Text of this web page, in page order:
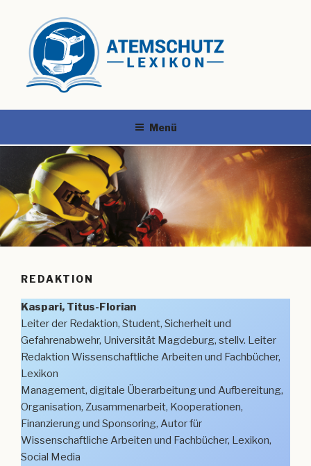
Menü
REDAKTION
Kaspari, Titus-Florian
Leiter der Redaktion, Student, Sicherheit und
Gefahrenabwehr, Universität Magdeburg, stellv. Leiter
Redaktion Wissenschaftliche Arbeiten und Fachbücher,
Lexikon
Management, digitale Überarbeitung und Aufbereitung,
Organisation, Zusammenarbeit, Kooperationen,
Finanzierung und Sponsoring, Autor für
Wissenschaftliche Arbeiten und Fachbücher, Lexikon,
Social Media